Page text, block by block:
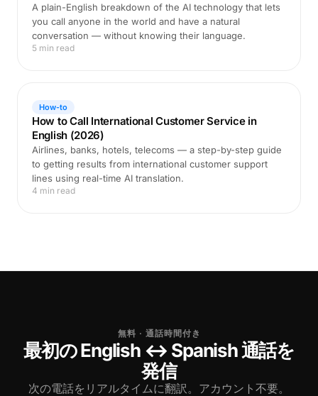
A plain-English breakdown of the AI technology that lets
you call anyone in the world and have a natural
conversation — without knowing their language.
5 min read
How-to
How to Call International Customer Service in
English (2026)
Airlines, banks, hotels, telecoms — a step-by-step guide
to getting results from international customer support
lines using real-time AI translation.
4 min read
無料 · 通話時間付き
最初の English ↔ Spanish 通話を
発信
次の電話をリアルタイムに翻訳。アカウント不要。